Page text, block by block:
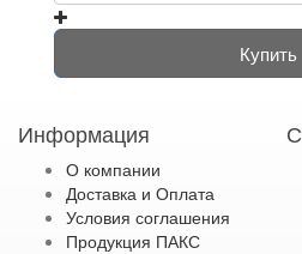
Купить
Информация
О компании
Доставка и Оплата
Условия соглашения
Продукция ПАКС